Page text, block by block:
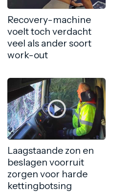
Recovery-machine
voelt toch verdacht
veel als ander soort
work-out
Laagstaande zon en
beslagen voorruit
zorgen voor harde
kettingbotsing